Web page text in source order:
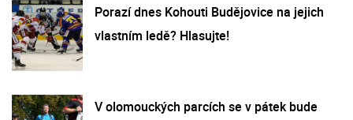
Porazí dnes Kohouti Budějovice na jejich
vlastním ledě? Hlasujte!
V olomouckých parcích se v pátek bude